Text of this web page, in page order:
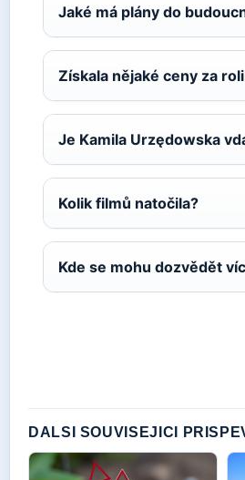
Jaké má plány do
Získala nějaké ceny za roli
Je Kamila Urzędowska
Kolik filmů natočila?
Kde se mohu dozvědět
DALSI SOUVISEJICI